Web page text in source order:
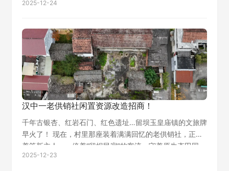
元，守护了群众的“养老钱”。 2025年12月17日12时许，紫
2025-12-24
汉中一老供销社闲置资源改造招商！
千年古银杏、红岩石门、红色遗址…留坝玉皇庙镇的文旅牌
早火了！ 现在，村里那座装着满满回忆的老供销社，正空
着等新主人——傍着“留坝民宿”的客流，守着原生态田园，
亲子、自驾客全承接。最小成本入局，解锁秦岭乡村文旅
2025-12-23